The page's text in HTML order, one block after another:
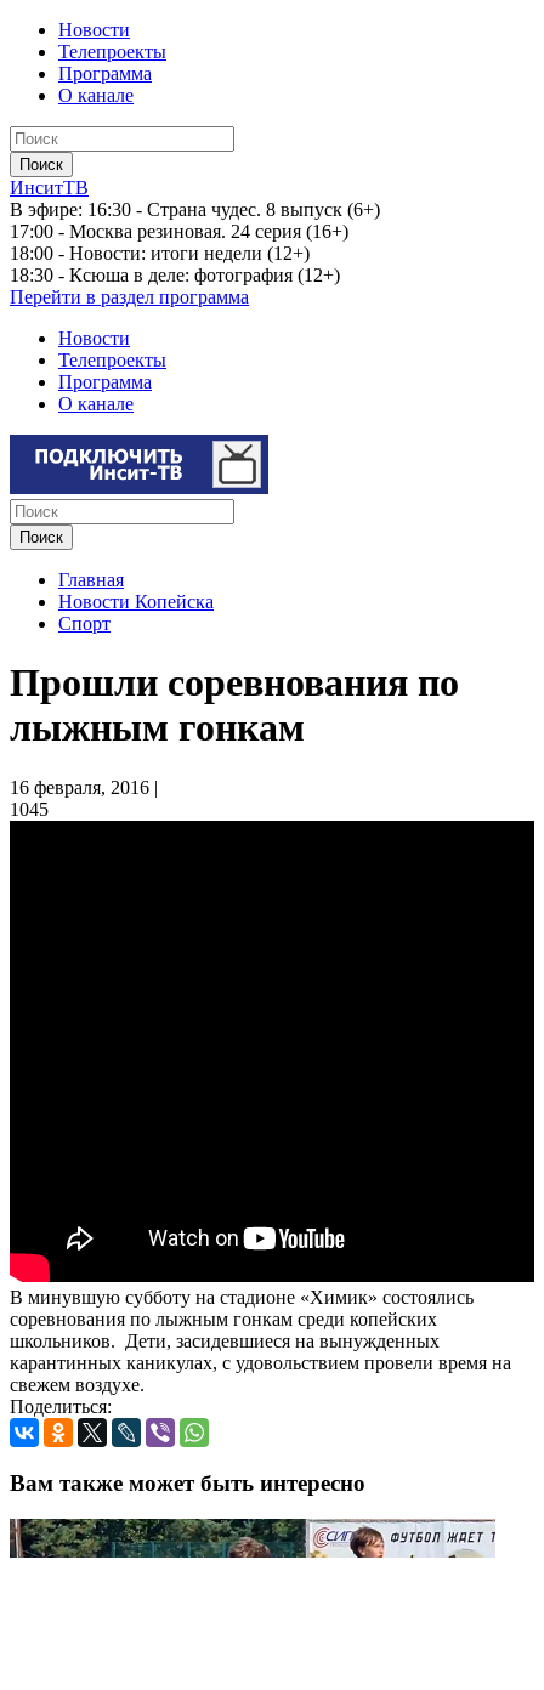
Новости
Телепроекты
Программа
О канале
ИнситТВ
В эфире: 16:30 - Страна чудес. 8 выпуск (6+)
17:00 - Москва резиновая. 24 серия (16+)
18:00 - Новости: итоги недели (12+)
18:30 - Ксюша в деле: фотография (12+)
Перейти в раздел программа
Новости
Телепроекты
Программа
О канале
Главная
Новости Копейска
Спорт
Прошли соревнования по
лыжным гонкам
16 февраля, 2016 |
1045
В минувшую субботу на стадионе «Химик» состоялись
соревнования по лыжным гонкам среди копейских
школьников. Дети, засидевшиеся на вынужденных
карантинных каникулах, с удовольствием провели время на
свежем воздухе.
Поделиться:
Вам также может быть интересно